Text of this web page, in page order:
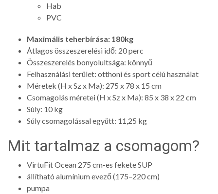
Hab
PVC
Maximális teherbírása: 180kg
Átlagos összeszerelési idő: 20 perc
Összeszerelés bonyolultsága: könnyű
Felhasználási terület: otthoni és sport célú használat
Méretek (H x Sz x Ma): 275 x 78 x 15 cm
Csomagolás méretei (H x Sz x Ma): 85 x 38 x 22 cm
Súly: 10 kg
Súly csomagolással együtt: 11,25 kg
Mit tartalmaz a csomagom?
VirtuFit Ocean 275 cm-es fekete SUP
állítható alumínium evező (175–220 cm)
pumpa